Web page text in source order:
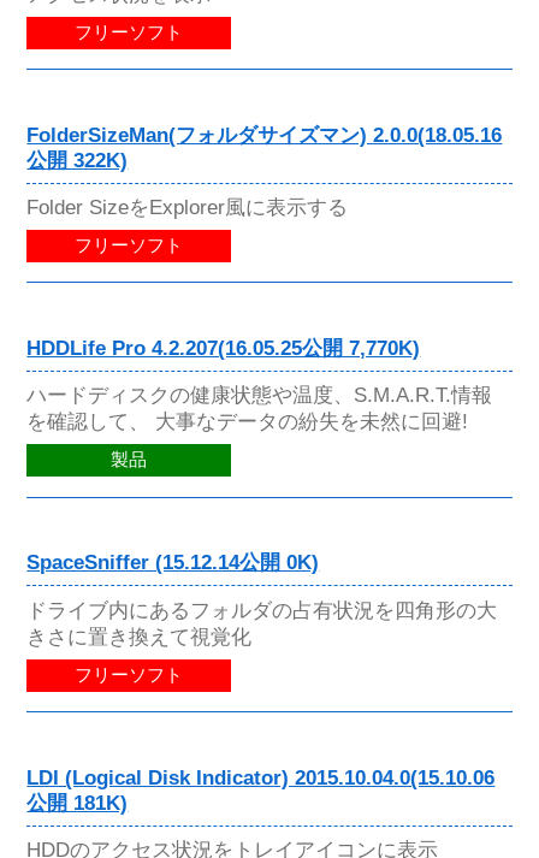
フリーソフト
FolderSizeMan(フォルダサイズマン) 2.0.0(18.05.16
公開 322K)
Folder SizeをExplorer風に表示する
フリーソフト
HDDLife Pro 4.2.207(16.05.25公開 7,770K)
ハードディスクの健康状態や温度、S.M.A.R.T.情報
を確認して、 大事なデータの紛失を未然に回避!
製品
SpaceSniffer (15.12.14公開 0K)
ドライブ内にあるフォルダの占有状況を四角形の大
きさに置き換えて視覚化
フリーソフト
LDI (Logical Disk Indicator) 2015.10.04.0(15.10.06
公開 181K)
HDDのアクセス状況をトレイアイコンに表示